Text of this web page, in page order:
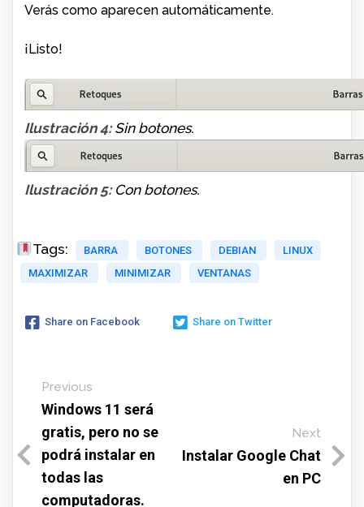
Verás como aparecen automáticamente.
¡Listo!
Ilustración 4:Sin botones.
Ilustración 5: Con botones.
Tags: BARRA BOTONES DEBIAN
LINUX
MAXIMIZAR
MINIMIZAR VENTANAS
Share on Facebook Share on Twitter
Previous
Windows 11 será
gratis, pero no se
podrá instalar en
todas las
computadoras.
Next
Instalar Google Chat
en PC